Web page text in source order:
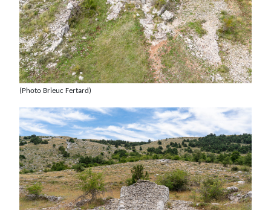
(Photo Brieuc Fertard)